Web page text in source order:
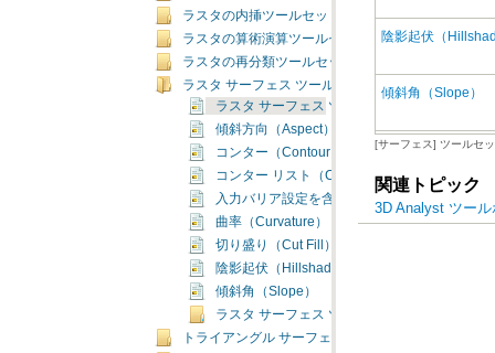
ラスタの内挿ツールセット
ラスタの算術演算ツールセット
ラスタの再分類ツールセット
ラスタ サーフェス ツールセット
ラスタ サーフェス ツールセットの概要
傾斜方向（Aspect）
コンター（Contour）
コンター リスト（Contour List）
入力バリア設定を含むコンター（Contour with
曲率（Curvature）
切り盛り（Cut Fill）
陰影起伏（Hillshade）
傾斜角（Slope）
ラスタ サーフェス ツールセットの概念
トライアングル サーフェス ツールセット
陰影起伏（
傾斜角（Slope）
[サーフェス] ツールセ
関連トピック
3D Analyst ツー